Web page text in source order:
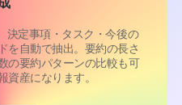
決定事項・タスク・今後の
を自動で抽出。要約の長さ
の要約パターンの比較も可
産になります。